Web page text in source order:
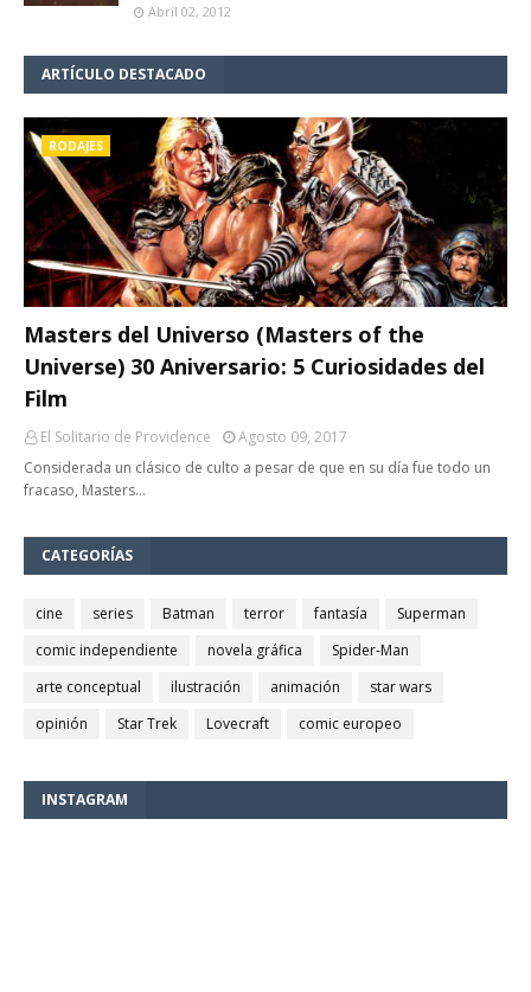
Abril 02, 2012
ARTÍCULO DESTACADO
RODAJES
Masters del Universo (Masters of the
Universe) 30 Aniversario: 5 Curiosidades del
Film
El Solitario de Providence
Agosto 09, 2017
Considerada un clásico de culto a pesar de que en su día fue todo un
fracaso, Masters…
CATEGORÍAS
cine series Batman terror fantasía
Superman
comic independiente
novela gráfica
Spider-Man
arte conceptual
ilustración animación
star wars
opinión
Star Trek Lovecraft comic europeo
INSTAGRAM